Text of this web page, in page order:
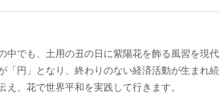
中でも、土用の丑の日に紫陽花を飾る風習を現代
「円」となり、終わりのない経済活動が生まれ続
、花で世界平和を実践して行きます。